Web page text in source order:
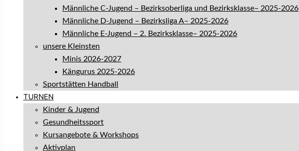
Männliche C-Jugend – Bezirksoberliga und Bezirksklasse– 2025-2026
Männliche D-Jugend – Bezirksliga A– 2025-2026
Männliche E-Jugend – 2. Bezirksklasse– 2025-2026
unsere Kleinsten
Minis 2026-2027
Kängurus 2025-2026
Sportstätten Handball
TURNEN
Kinder & Jugend
Gesundheitssport
Kursangebote & Workshops
Aktivplan